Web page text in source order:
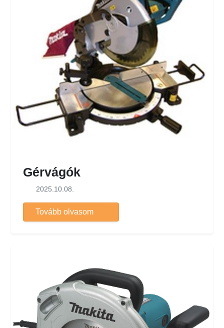
Gérvágók
2025.10.08.
Tovább olvasom